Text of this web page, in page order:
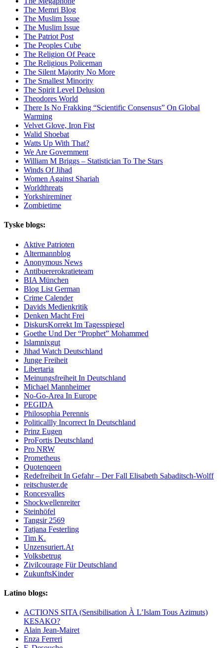
The Memri Blog
The Muslim Issue
The Muslim Issue
The Patriot Post
The Peoples Cube
The Religion Of Peace
The Religious Policeman
The Silent Majority No More
The Smallest Minority
The Spirit Level Delusion
Theodores World
There Is No Frakking “Scientific Consensus” On Global
Warming
Velvet Glove, Iron Fist
Walid Shoebat
Watts Up With That?
We Are Government
William M Briggs – Statistician To The Stars
Winds Of Jihad
Women Against Shariah
Worldthreats
Yorkshireminer
Zombietime
Tyske blogs:
Aktive Patrioten
Altermannblog
Anonymous News
Antibuererokratieteam
BIA München
Blog List German
Crime Calender
Davids Medienkritik
Denken Macht Frei
DiskursKorrekt Im Tagesspiegel
Goethe Und Der “Prophet” Mohammed
Islamnixgut
Jihad Watch Deutschland
Junge Freiheit
Libertaria
Meinungsfreiheit In Deutschland
Michael Mannheimer
No-Go-Area In Europe
PEGIDA
Philosophia Perennis
Politicallly Incorrect In Deutschland
Prinz Eugen
ProFortis Deutschland
Pro NRW
Prometheus
Quotenqeen
Redefreiheit In Gefahr – Der Fall Elisabeth Sabaditsch-Wolff
reitschuster.de
Roncesvalles
Shockwellenreiter
Steinhöfel
Tangsir 2569
Tatjana Festerling
Tim K.
Unzensuriert.At
Volksbetrug
Zivilcourage Für Deutschland
ZukunftsKinder
Latino blogs:
ACTIONS SITA (Sensibilisation À L’Islam Tous Azimuts)
KESAKO?
Alain Jean-Mairet
Enza Ferreri